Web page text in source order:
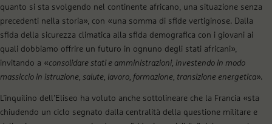
quanto si sta svolgendo nel continente africano, una situazione senza
precedenti nella storia», con «una somma di sfide vertiginose. Dalla
sfida della sicurezza climatica alla sfida demografica con i giovani ai
quali dobbiamo offrire un futuro in ognuno degli stati africani»,
invitando a «consolidare stati e amministrazioni, investendo in modo
massiccio in istruzione, salute, lavoro, formazione, transizione energetica».
L’inquilino dell’Eliseo ha voluto anche sottolineare che la Francia «sta
chiudendo un ciclo segnato dalla centralità della questione militare e